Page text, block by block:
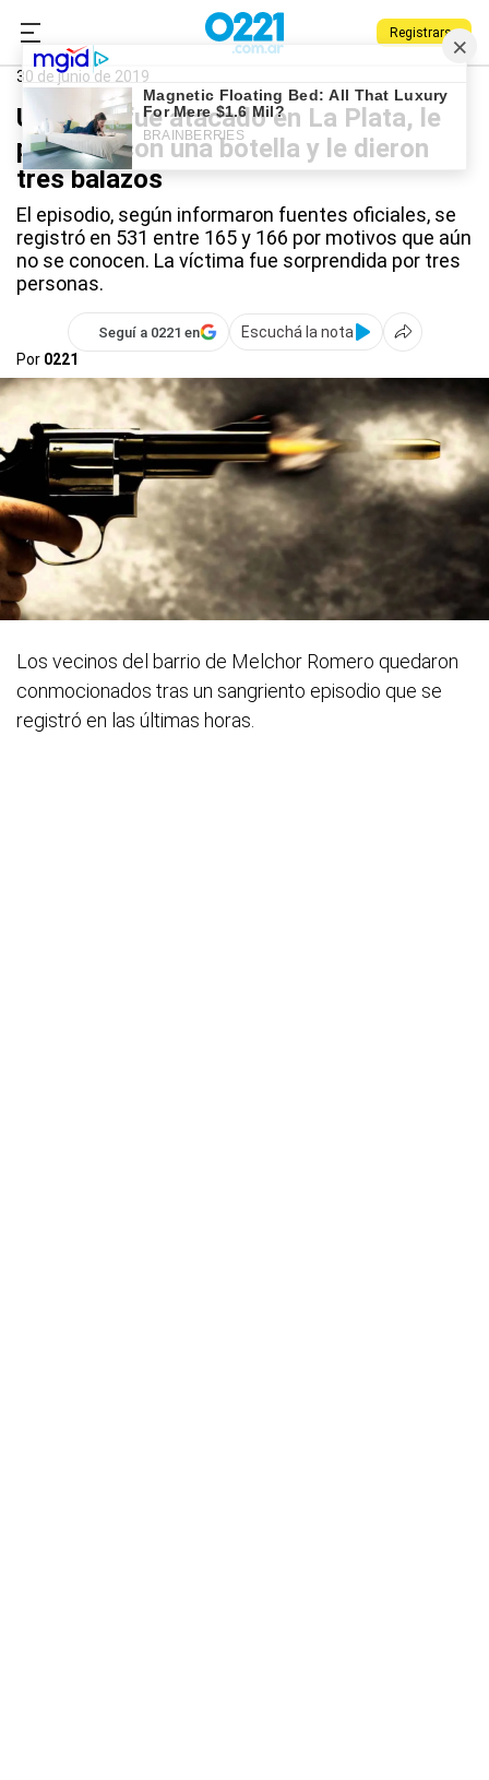
Registrarse
0221.com.ar
Melchor Romero
30 de junio de 2019
Un joven fue atacado en La Plata, le
pegaron con una botella y le dieron
tres balazos
El episodio, según informaron fuentes oficiales, se
registró en 531 entre 165 y 166 por motivos que aún
no se conocen. La víctima fue sorprendida por tres
personas.
Seguí a 0221 en
Escuchá la nota
Por 0221
Los vecinos del barrio de Melchor Romero quedaron
conmocionados tras un sangriento episodio que se
registró en las últimas horas.